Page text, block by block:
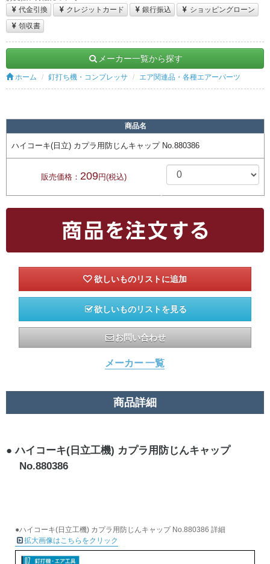
代金引換
クレジットカード 銀行振込
ショッピングローン
領収書
メーカー一覧から探す
ホーム 釘打ち機・コンプレッサ エア関連品・各種エアーパーツ
商品名
ハイコーキ(日立) カプラ用防じんキャップ No.880386
販売価格： 209円(税込)
欲しいものリストを見る
お問い合わせ
メーカー 一覧
商品詳細
ハイコーキ(日立工機) カプラ用防じんキャップ
No.880386
●ハイコーキ(日立工機) カプラ用防じんキャップ No.880386 詳細
拡大画像はこちらをクリック